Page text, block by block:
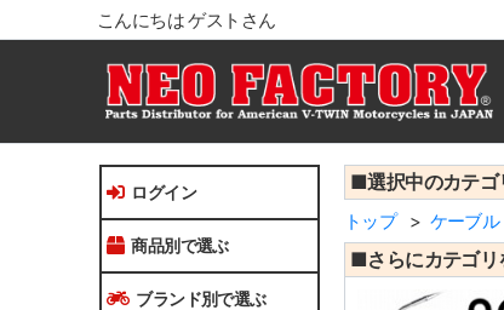
こんにちは ゲストさん
ログイン
商品別で選ぶ
ブランド別で選ぶ
■選択中のカテゴ
トップ ケーブ
■さらにカテゴリ